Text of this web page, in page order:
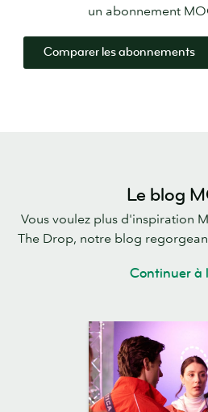
un abonnement
Comparer les abonnements
Le blog
Vous voulez plus d'inspiration
The Drop, notre blog
Continuer à